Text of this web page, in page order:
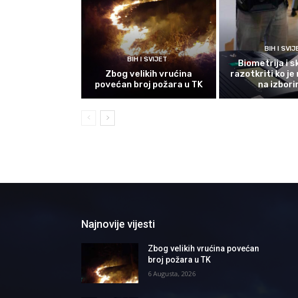
BIH I SVIJET
Zbog velikih vrućina
povećan broj požara u TK
BIH I
Biometrija i
razotkriti ko je
na
Najnovije vijesti
Zbog velikih vrućina povećan
broj požara u TK
6 Augusta, 2026